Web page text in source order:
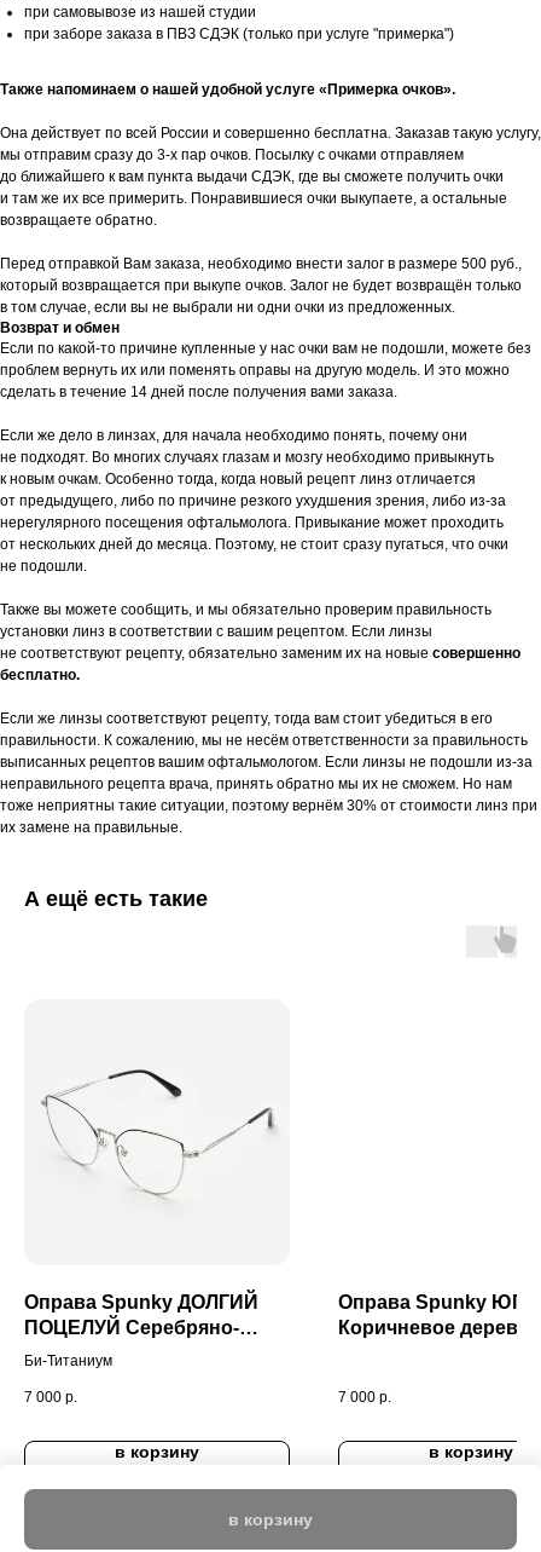
в корзину
при самовывозе из нашей студии
при заборе заказа в ПВЗ СДЭК (только при услуге "примерка")
Также напоминаем о нашей удобной услуге «Примерка очков».
Она действует по всей России и совершенно бесплатна. Заказав такую услугу,
мы отправим сразу до 3-х пар очков. Посылку с очками отправляем
до ближайшего к вам пункта выдачи СДЭК, где вы сможете получить очки
и там же их все примерить. Понравившиеся очки выкупаете, а остальные
возвращаете обратно.
Перед отправкой Вам заказа, необходимо внести залог в размере 500 руб.,
который возвращается при выкупе очков. Залог не будет возвращён только
в том случае, если вы не выбрали ни одни очки из предложенных.
Возврат и обмен
Если по какой-то причине купленные у нас очки вам не подошли, можете без
проблем вернуть их или поменять оправы на другую модель. И это можно
сделать в течение 14 дней после получения вами заказа.
Если же дело в линзах, для начала необходимо понять, почему они
не подходят. Во многих случаях глазам и мозгу необходимо привыкнуть
к новым очкам. Особенно тогда, когда новый рецепт линз отличается
от предыдущего, либо по причине резкого ухудшения зрения, либо из-за
нерегулярного посещения офтальмолога. Привыкание может проходить
от нескольких дней до месяца. Поэтому, не стоит сразу пугаться, что очки
не подошли.
Также вы можете сообщить, и мы обязательно проверим правильность
установки линз в соответствии с вашим рецептом. Если линзы
не соответствуют рецепту, обязательно заменим их на новые совершенно
бесплатно.
Если же линзы соответствуют рецепту, тогда вам стоит убедиться в его
правильности. К сожалению, мы не несём ответственности за правильность
выписанных рецептов вашим офтальмологом. Если линзы не подошли из-за
неправильного рецепта врача, принять обратно мы их не сможем. Но нам
тоже неприятны такие ситуации, поэтому вернём 30% от стоимости линз при
их замене на правильные.
А ещё есть такие
Оправа Spunky ДОЛГИЙ
ПОЦЕЛУЙ Серебряно-
Черный
Би-Титаниум
7 000 р.
в корзину
Оправа Spunky
Коричневое дерево
7 000 р.
в корзину